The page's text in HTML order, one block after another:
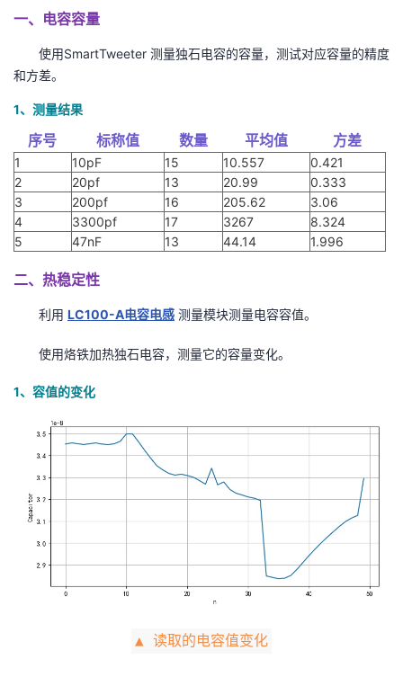
一、电容容量
使用SmartTweeter 测量独石电容的容量，测试对应容量的精度
和方差。
1、测量结果
序号 标称值 数量 平均值
方差
1
10pF 15 10.557
0.421
2
20pf 13 20.99
0.333
3
200pf 16 205.62
3.06
4
3300pf 17 3267
8.324
5
47nF 13 44.14 1.996
二、热稳定性
利用 LC100-A电容电感 测量模块测量电容容值。
使用烙铁加热独石电容，测量它的容量变化。
1、容值的变化
▲ 读取的电容值变化